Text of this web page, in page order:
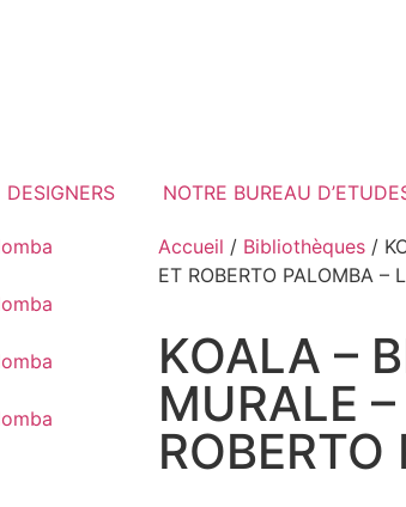
DESIGNERS NOTRE BUREAU
Accueil / Bibliothèques /
ET ROBERTO PALOMBA –
KOALA –
MURALE